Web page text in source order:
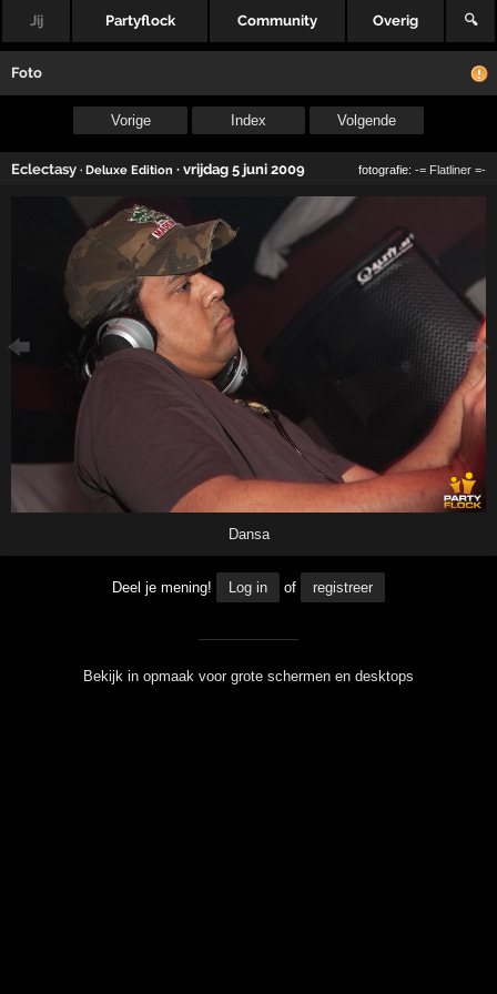
Jij Partyflock Community Overig 🔍
Foto
Vorige Index Volgende
Eclectasy · Deluxe Edition ·vrijdag 5 juni 2009 fotografie: -= Flatliner =-
Dansa
Deel je mening! Log in of registreer
Bekijk in opmaak voor grote schermen en desktops